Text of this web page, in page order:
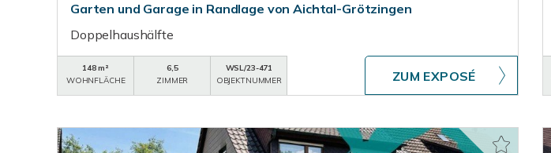
Garten und Garage in Randlage von Aichtal-Grötzingen
Doppelhaushälfte
148 m²
WOHNFLÄCHE
6,5
ZIMMER
WSL/23-471
OBJEKTNUMMER
ZUM EXPOSÉ